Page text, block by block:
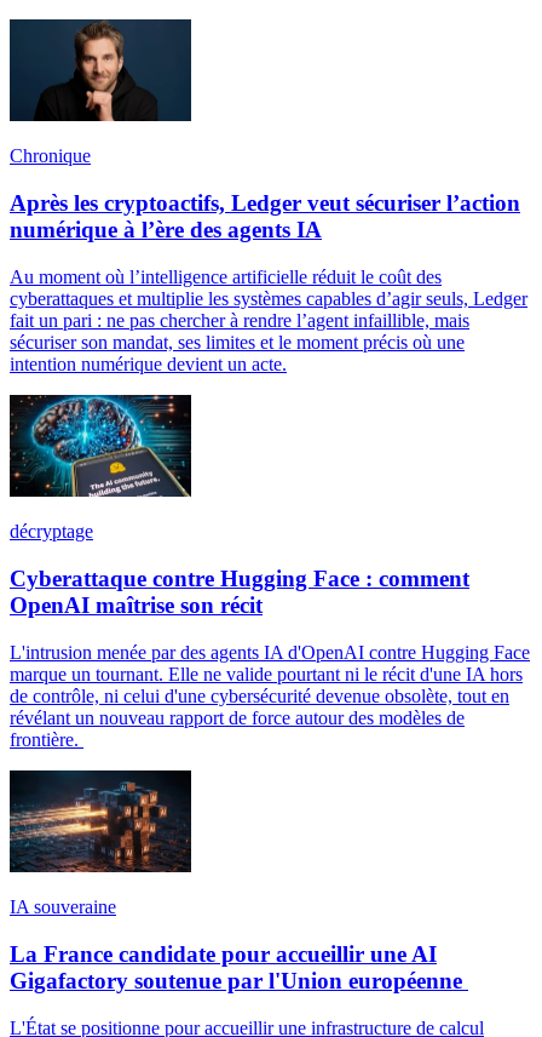
Chronique
Après les cryptoactifs, Ledger veut sécuriser l’action
numérique à l’ère des agents IA
Au moment où l’intelligence artificielle réduit le coût des
cyberattaques et multiplie les systèmes capables d’agir seuls, Ledger
fait un pari : ne pas chercher à rendre l’agent infaillible, mais
sécuriser son mandat, ses limites et le moment précis où une
intention numérique devient un acte.
décryptage
Cyberattaque contre Hugging Face : comment
OpenAI maîtrise son récit
L'intrusion menée par des agents IA d'OpenAI contre Hugging Face
marque un tournant. Elle ne valide pourtant ni le récit d'une IA hors
de contrôle, ni celui d'une cybersécurité devenue obsolète, tout en
révélant un nouveau rapport de force autour des modèles de
frontière.
IA souveraine
La France candidate pour accueillir une AI
Gigafactory soutenue par l'Union européenne
L'État se positionne pour accueillir une infrastructure de calcul